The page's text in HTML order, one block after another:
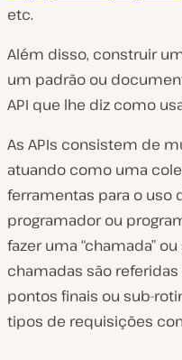
etc.
Além disso, construir
um padrão ou
API que lhe diz como
As APIs consistem de
atuando como uma
ferramentas para o uso
programador ou
fazer uma “chamada”
chamadas são
pontos finais ou sub-
tipos de requisições com